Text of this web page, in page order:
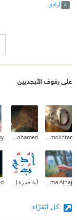
أوافق
على رفوف الأبجديين
yousra mokhtar
Saleh Mohamed
Dima Alhaj آية حمزة إسماعيل 💫💦
كل القرّاء